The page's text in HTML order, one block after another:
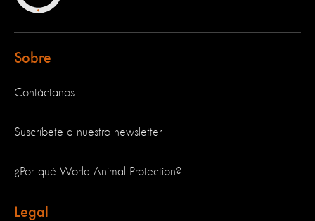
Sobre
Contáctanos
Suscríbete a nuestro newsletter
¿Por qué World Animal Protection?
Legal